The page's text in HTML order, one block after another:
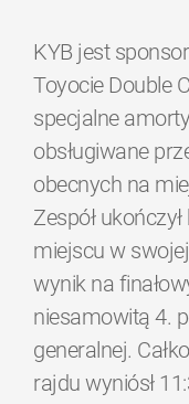
KYB jest
Toyocie Double
specjalne
obsługiwane
obecnych na
Zespół
miejscu w
wynik na
niesamowitą 4.
generalnej.
rajdu wyniósł